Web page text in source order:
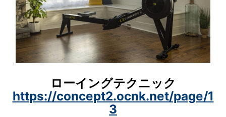
ローイングテクニック
https://concept2.ocnk.net/page/1
3